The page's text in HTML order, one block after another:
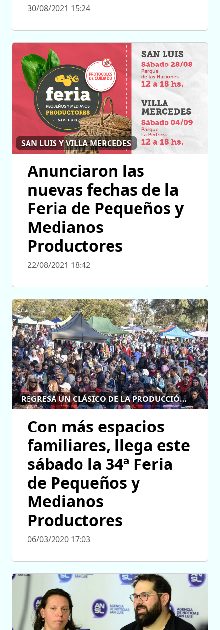
30/08/2021 15:24
SAN LUIS Y VILLA MERCEDES
Anunciaron las
nuevas fechas de la
Feria de Pequeños y
Medianos
Productores
22/08/2021 18:42
REGRESA UN CLÁSICO DE LA PRODUCCIÓN LOCAL
Con más espacios
familiares, llega este
sábado la 34ª Feria
de Pequeños y
Medianos
Productores
06/03/2020 17:03